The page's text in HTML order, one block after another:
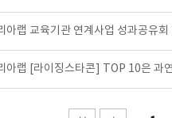
아랩 교육기관 연계사업 성과공유회
아랩 [라이징스타콘] TOP 10은 과